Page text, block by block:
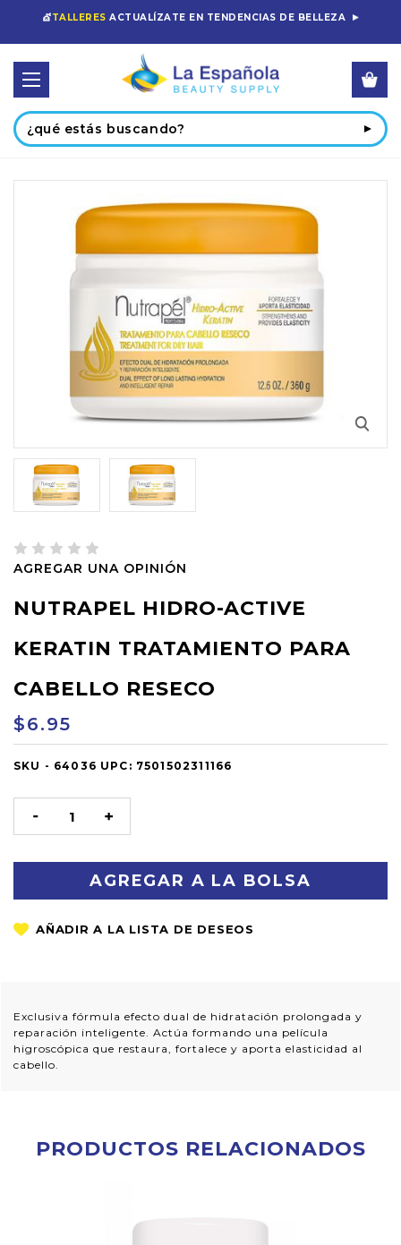
💇TALLERES ACTUALÍZATE EN TENDENCIAS DE BELLEZA
Buscar
AGREGAR UNA OPINIÓN
NUTRAPEL HIDRO-ACTIVE
KERATIN TRATAMIENTO PARA
CABELLO RESECO
$6.95
OUT
SKU - 64036 UPC: 7501502311166
DISMINUIR
LA
AUMENTAR
LA
Exclusiva fórmula efecto dual de hidratación prolongada y
reparación inteligente. Actúa formando una película
higroscópica que restaura, fortalece y aporta elasticidad al
cabello.
PRODUCTOS RELACIONADOS